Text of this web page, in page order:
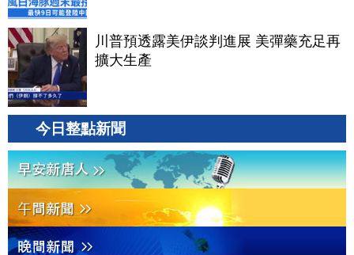
川普預透露美伊談判進展 美彈藥充足再
擴大生產
今日整點新聞